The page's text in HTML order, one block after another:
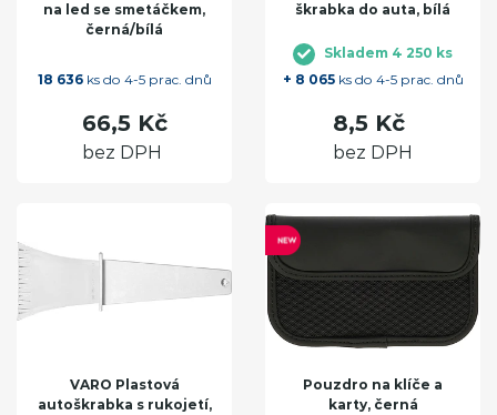
na led se smetáčkem,
černá/bílá
18 636ks do 4-5 prac. dnů
66,5 Kč
bez DPH
škrabka do auta, bílá
Skladem 4 250 ks
+ 8 065ks do 4-5 prac. dnů
8,5 Kč
bez DPH
VARO Plastová
autoškrabka s rukojetí,
Pouzdro na klíče a
karty, černá